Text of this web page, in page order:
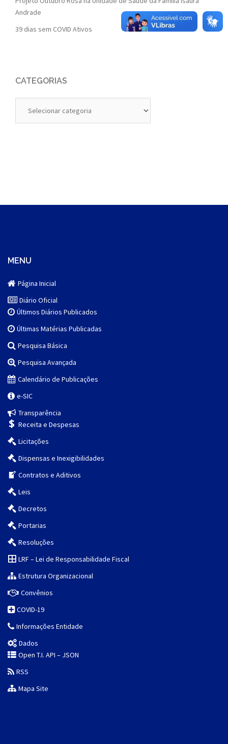
Andrade
39 dias sem COVID Ativos
CATEGORIAS
MENU
Página Inicial
Diário Oficial
Últimos Diários Publicados
Últimas Matérias Publicadas
Pesquisa Básica
Pesquisa Avançada
Calendário de Publicações
e-SIC
Transparência
Receita e Despesas
Licitações
Dispensas e Inexigibilidades
Contratos e Aditivos
Leis
Decretos
Portarias
Resoluções
LRF – Lei de Responsabilidade Fiscal
Estrutura Organizacional
Convênios
COVID-19
Informações Entidade
Dados
Open T.I. API – JSON
RSS
Mapa Site